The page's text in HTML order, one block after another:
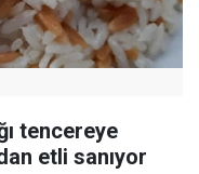
tencereye
etli sanıyor